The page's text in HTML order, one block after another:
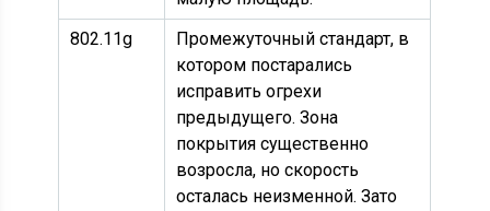
802.11g
Промежуточный стандарт, в
котором постарались
исправить огрехи
предыдущего. Зона
покрытия существенно
возросла, но скорость
осталась неизменной. Зато